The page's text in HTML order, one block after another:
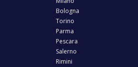
Bologna
Torino
Parma
Pescara
Salerno
Rimini